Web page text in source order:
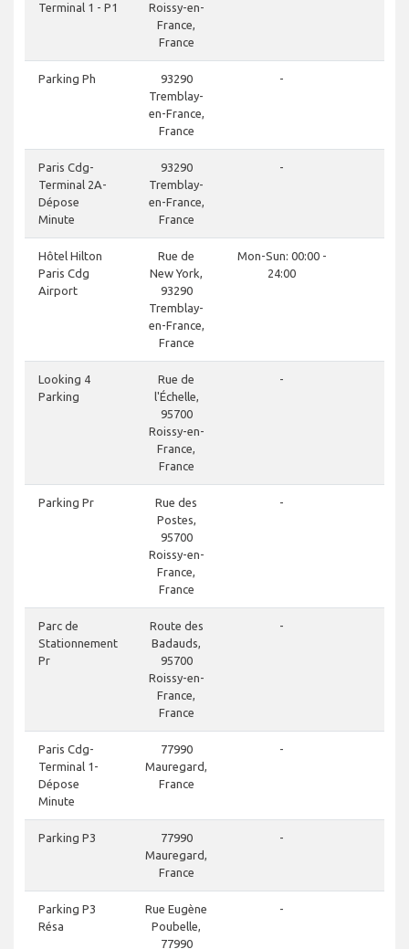
Terminal 1 - P1
Roissy-en-
France,
France
Parking Ph
93290
Tremblay-
en-France,
France
-
Paris Cdg-
Terminal 2A-
Dépose
Minute
93290
Tremblay-
en-France,
France
-
Hôtel Hilton
Paris Cdg
Airport
Rue de
New York,
93290
Tremblay-
en-France,
France
Mon-Sun: 00:00 -
24:00
Looking 4
Parking
Rue de
l'Échelle,
95700
Roissy-en-
France,
France
-
Parking Pr
Rue des
Postes,
95700
Roissy-en-
France,
France
-
Parc de
Stationnement
Pr
Route des
Badauds,
95700
Roissy-en-
France,
France
-
Paris Cdg-
Terminal 1-
Dépose
Minute
77990
Mauregard,
France
-
Parking P3
77990
Mauregard,
France
-
Parking P3
Résa
Rue Eugène
Poubelle,
77990
-